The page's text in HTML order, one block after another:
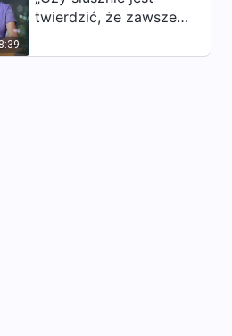
i pracowników
pierwszy)
twierdzić, że zawsze
baczności przed